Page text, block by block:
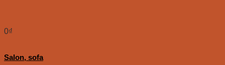
0₫
Salon, sofa